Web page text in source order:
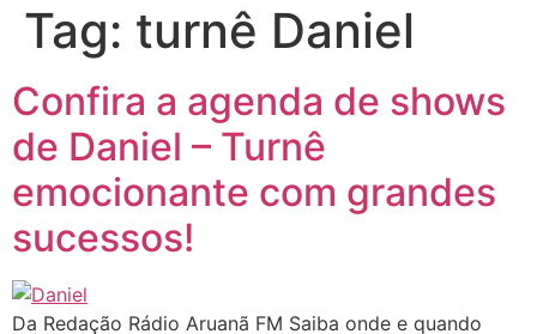
Tag: turnê Daniel
Confira a agenda de shows
de Daniel – Turnê
emocionante com grandes
sucessos!
Da Redação Rádio Aruanã FM Saiba onde e quando